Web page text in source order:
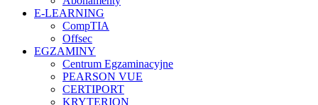
E-LEARNING
CompTIA
Offsec
EGZAMINY
Centrum Egzaminacyjne
PEARSON VUE
CERTIPORT
KRYTERION